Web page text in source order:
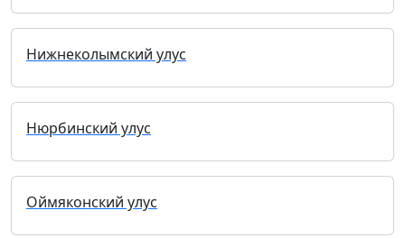
Нижнеколымский улус
Нюрбинский улус
Оймяконский улус